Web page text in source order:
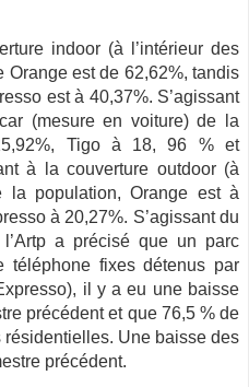
indoor (à l’intérieur des
Orange est de 62,62%, tandis
est à 40,37%. S’agissant
(mesure en voiture) de la
Tigo à 18, 96 % et
à la couverture outdoor (à
la population, Orange est à
à 20,27%. S’agissant du
a précisé que un parc
fixes détenus par
il y a eu une baisse
précédent et que 76,5 % de
Une baisse des
précédent.